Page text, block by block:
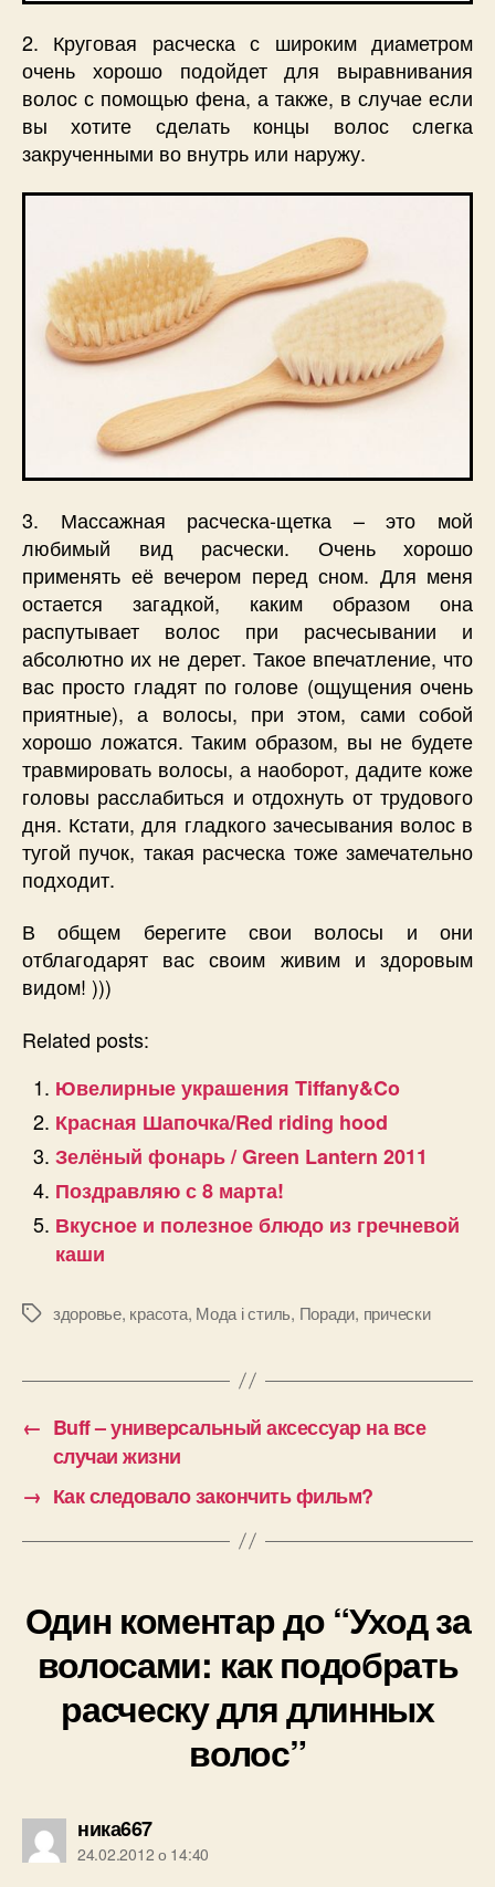
2. Круговая расческа с широким диаметром
очень хорошо подойдет для выравнивания
волос с помощью фена, а также, в случае если
вы хотите сделать концы волос слегка
закрученными во внутрь или наружу.
3. Массажная расческа-щетка – это мой
любимый вид расчески. Очень хорошо
применять её вечером перед сном. Для меня
остается загадкой, каким образом она
распутывает волос при расчесывании и
абсолютно их не дерет. Такое впечатление, что
вас просто гладят по голове (ощущения очень
приятные), а волосы, при этом, сами собой
хорошо ложатся. Таким образом, вы не будете
травмировать волосы, а наоборот, дадите коже
головы расслабиться и отдохнуть от трудового
дня. Кстати, для гладкого зачесывания волос в
тугой пучок, такая расческа тоже замечательно
подходит.
В общем берегите свои волосы и они
отблагодарят вас своим живим и здоровым
видом! )))
Related posts:
Ювелирные украшения Tiffany&Co
Красная Шапочка/Red riding hood
Зелёный фонарь / Green Lantern 2011
Поздравляю с 8 марта!
Вкусное и полезное блюдо из гречневой
каши
Позначки
здоровье, красота, Мода і стиль, Поради, прически
← Buff – универсальный аксессуар на все
случаи жизни
→ Как следовало закончить фильм?
Один коментар до “Уход за
волосами: как подобрать
расческу для длинных
волос”
ника667говорить:
24.02.2012 о 14:40